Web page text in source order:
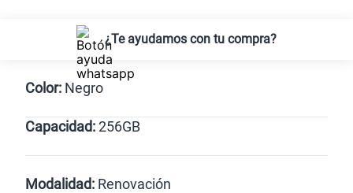
¿Te ayudamos con tu compra?
Color: Negro
Negro
Capacidad:256GB
256GB
Modalidad: Renovación